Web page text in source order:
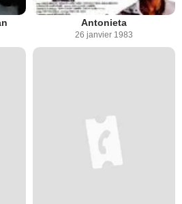
Antonieta
26 janvier 1983